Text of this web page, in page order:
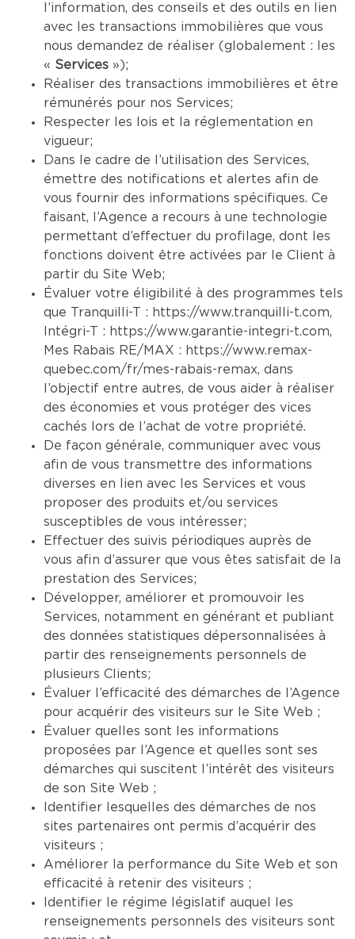
l’information, des conseils et des outils en lien
avec les transactions immobilières que vous
nous demandez de réaliser (globalement : les
« Services »);
Réaliser des transactions immobilières et être
rémunérés pour nos Services;
Respecter les lois et la réglementation en
vigueur;
Dans le cadre de l’utilisation des Services,
émettre des notifications et alertes afin de
vous fournir des informations spécifiques. Ce
faisant, l’Agence a recours à une technologie
permettant d’effectuer du profilage, dont les
fonctions doivent être activées par le Client à
partir du Site Web;
Évaluer votre éligibilité à des programmes tels
que Tranquilli-T : https://www.tranquilli-t.com,
Intégri-T : https://www.garantie-integri-t.com,
Mes Rabais RE/MAX : https://www.remax-
quebec.com/fr/mes-rabais-remax, dans
l’objectif entre autres, de vous aider à réaliser
des économies et vous protéger des vices
cachés lors de l’achat de votre propriété.
De façon générale, communiquer avec vous
afin de vous transmettre des informations
diverses en lien avec les Services et vous
proposer des produits et/ou services
susceptibles de vous intéresser;
Effectuer des suivis périodiques auprès de
vous afin d’assurer que vous êtes satisfait de la
prestation des Services;
Développer, améliorer et promouvoir les
Services, notamment en générant et publiant
des données statistiques dépersonnalisées à
partir des renseignements personnels de
plusieurs Clients;
Évaluer l’efficacité des démarches de l’Agence
pour acquérir des visiteurs sur le Site Web ;
Évaluer quelles sont les informations
proposées par l’Agence et quelles sont ses
démarches qui suscitent l’intérêt des visiteurs
de son Site Web ;
Identifier lesquelles des démarches de nos
sites partenaires ont permis d’acquérir des
visiteurs ;
Améliorer la performance du Site Web et son
efficacité à retenir des visiteurs ;
Identifier le régime législatif auquel les
renseignements personnels des visiteurs sont